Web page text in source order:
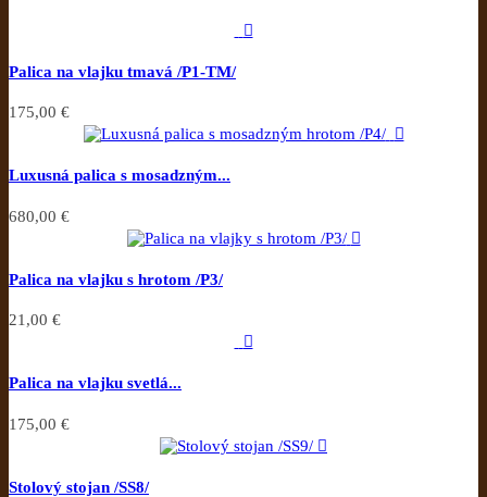

Palica na vlajku tmavá /P1-TM/
175,00 €

Luxusná palica s mosadzným...
680,00 €

Palica na vlajku s hrotom /P3/
21,00 €

Palica na vlajku svetlá...
175,00 €

Stolový stojan /SS8/